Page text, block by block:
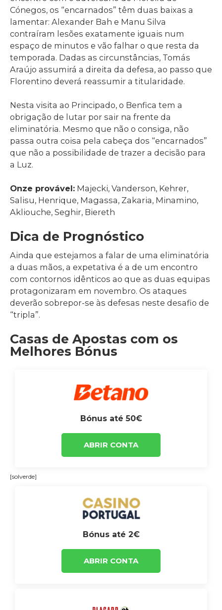
Cónegos, os “encarnados” têm duas baixas a
lamentar: Alexander Bah e Manu Silva
contraíram lesões exatamente iguais num
espaço de minutos e vão falhar o que resta da
temporada. Dadas as circunstâncias, Tomás
Araújo assumirá a direita da defesa, ao passo que
Florentino deverá reassumir a titularidade.
Nesta visita ao Principado, o Benfica tem a
obrigação de lutar por sair na frente da
eliminatória. Mesmo que não o consiga, não
passa outra coisa pela cabeça dos “encarnados”
que não a possibilidade de trazer a decisão para
a Luz.
Onze provável: Majecki, Vanderson, Kehrer,
Salisu, Henrique, Magassa, Zakaria, Minamino,
Akliouche, Seghir, Biereth
Dica de Prognóstico
Ainda que estejamos a falar de uma eliminatória
a duas mãos, a expetativa é a de um encontro
com contornos idênticos ao que as duas equipas
protagonizaram em novembro. Os ataques
deverão sobrepor-se às defesas neste desafio de
“tripla”.
Casas de Apostas com os
Melhores Bónus
Bónus até 50€
ABRIR CONTA
[solverde]
Bónus até 2€
ABRIR CONTA